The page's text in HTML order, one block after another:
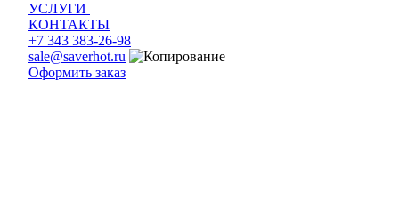
УСЛУГИ
КОНТАКТЫ
+7 343 383-26-98
sale@saverhot.ru
Оформить заказ